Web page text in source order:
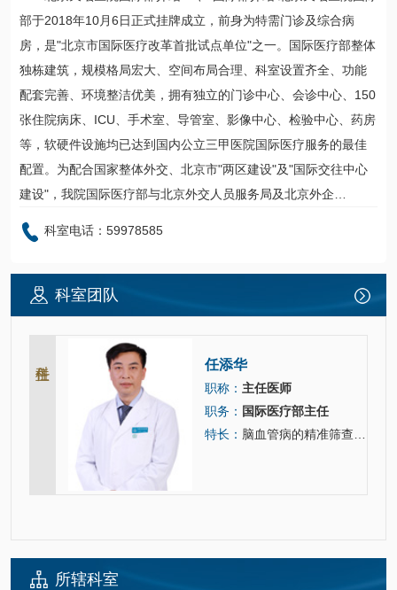
部于2018年10月6日正式挂牌成立，前身为特需门诊及综合病
房，是"北京市国际医疗改革首批试点单位"之一。
国际医疗部整体
独栋建筑，规模格局宏大、空间布局合理、科室设置齐全、功能
配套完善、环境整洁优美，拥有独立的门诊中心、会诊中心、150
张住院病床、ICU、 手术室、导管室、影像中心、检验中心、药房
等，软硬件设施均已达到国内公立三甲医院国际医疗服务的最佳
配置。为配合国家整体外交、北京市"两区建设"及"国际交往中心
建设"，我院国际医疗部与北京外交人员服务局及北京外企…
科室电话：59978585
科室团队
任添华
职称： 主任医师
职务： 国际医疗部主任
特长： 脑血管病的精准筛查和预防、急性脑血管病的抢救治疗、重症脑血管病的系统管理、脑血管病后遗症的康复指导、…
所辖科室